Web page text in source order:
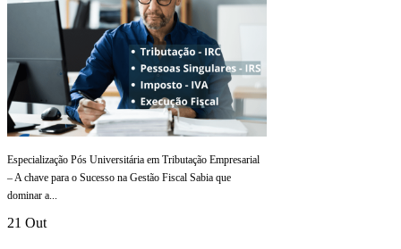
Especialização Pós Universitária em Tributação Empresarial
– A chave para o Sucesso na Gestão Fiscal Sabia que
dominar a...
21 Out